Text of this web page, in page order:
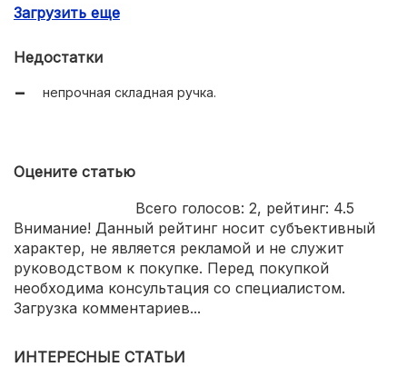
несколько цветовых вариантов;
Загрузить еще
Недостатки
непрочная складная ручка.
Оцените статью
Всего голосов: 2, рейтинг: 4.5
Внимание! Данный рейтинг носит субъективный
характер, не является рекламой и не служит
руководством к покупке. Перед покупкой
необходима консультация со специалистом.
Загрузка комментариев...
ИНТЕРЕСНЫЕ СТАТЬИ